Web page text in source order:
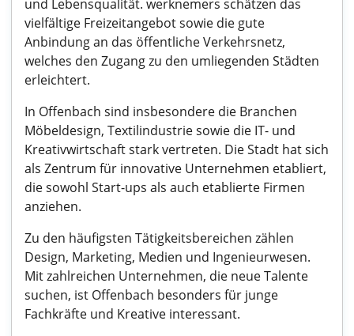
und Lebensqualität. werknemers schätzen das
vielfältige Freizeitangebot sowie die gute
Anbindung an das öffentliche Verkehrsnetz,
welches den Zugang zu den umliegenden Städten
erleichtert.
In Offenbach sind insbesondere die Branchen
Möbeldesign, Textilindustrie sowie die IT- und
Kreativwirtschaft stark vertreten. Die Stadt hat sich
als Zentrum für innovative Unternehmen etabliert,
die sowohl Start-ups als auch etablierte Firmen
anziehen.
Zu den häufigsten Tätigkeitsbereichen zählen
Design, Marketing, Medien und Ingenieurwesen.
Mit zahlreichen Unternehmen, die neue Talente
suchen, ist Offenbach besonders für junge
Fachkräfte und Kreative interessant.